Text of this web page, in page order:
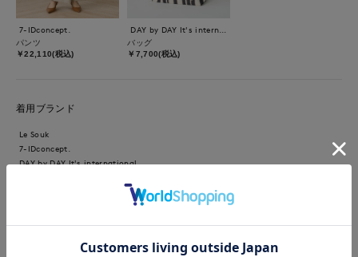
7-IDconcept.
パンツ
￥22,110(税込)
バッグ
￥7,700(税込)
着用ブランド
Le Souk
7-IDconcept.
DAY by DAY It's international
ジュ/11号 休日おでかけコーデ。ブラウスは薄手の滑らかな肌触